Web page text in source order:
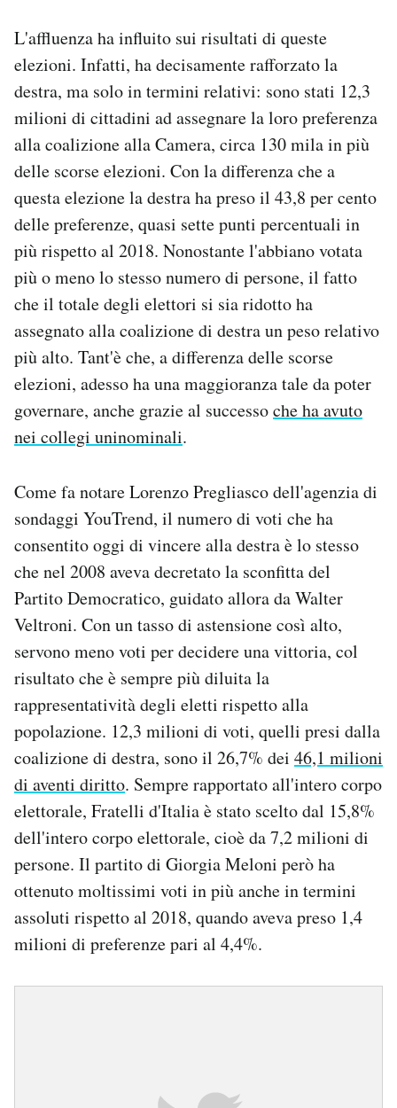
L'affluenza ha influito sui risultati di queste
elezioni. Infatti, ha decisamente rafforzato la
destra, ma solo in termini relativi: sono stati 12,3
milioni di cittadini ad assegnare la loro preferenza
alla coalizione alla Camera, circa 130 mila in più
delle scorse elezioni. Con la differenza che a
questa elezione la destra ha preso il 43,8 per cento
delle preferenze, quasi sette punti percentuali in
più rispetto al 2018. Nonostante l'abbiano votata
più o meno lo stesso numero di persone, il fatto
che il totale degli elettori si sia ridotto ha
assegnato alla coalizione di destra un peso relativo
più alto. Tant'è che, a differenza delle scorse
elezioni, adesso ha una maggioranza tale da poter
governare, anche grazie al successoche ha avuto
nei collegi uninominali.
Come fa notare Lorenzo Pregliasco dell'agenzia di
sondaggi YouTrend, il numero di voti che ha
consentito oggi di vincere alla destra è lo stesso
che nel 2008 aveva decretato la sconfitta del
Partito Democratico, guidato allora da Walter
Veltroni. Con un tasso di astensione così alto,
servono meno voti per decidere una vittoria, col
risultato che è sempre più diluita la
rappresentatività degli eletti rispetto alla
popolazione. 12,3 milioni di voti, quelli presi dalla
coalizione di destra, sono il 26,7% dei 46,1 milioni
di aventi diritto. Sempre rapportato all'intero corpo
elettorale, Fratelli d'Italia è stato scelto dal 15,8%
dell'intero corpo elettorale, cioè da 7,2 milioni di
persone. Il partito di Giorgia Meloni però ha
ottenuto moltissimi voti in più anche in termini
assoluti rispetto al 2018, quando aveva preso 1,4
milioni di preferenze pari al 4,4%.